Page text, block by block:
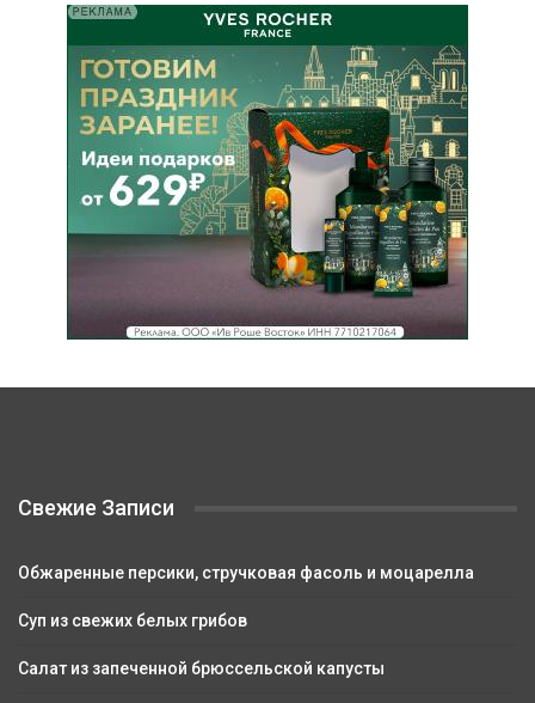
Свежие Записи
Обжаренные персики, стручковая фасоль и моцарелла
Суп из свежих белых грибов
Салат из запеченной брюссельской капусты